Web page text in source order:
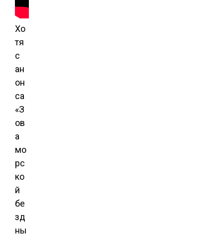
Хо
тя
с
ан
он
са
«З
ов
а
мо
рс
ко
й
бе
зд
ны